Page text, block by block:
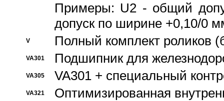
Примеры: U2 - общий
допуск по ширине +0,10/0
V Полный комплект роликов
VA301 Подшипник для
VA305 VA301 + специальный
VA321 Оптимизированная